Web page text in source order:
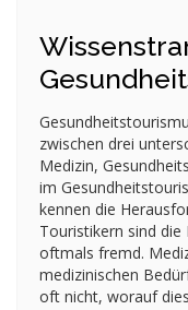
zwischen drei
Medizin,
im
kennen die
Touristikern sind die
oftmals fremd.
medizinischen
oft nicht, worauf